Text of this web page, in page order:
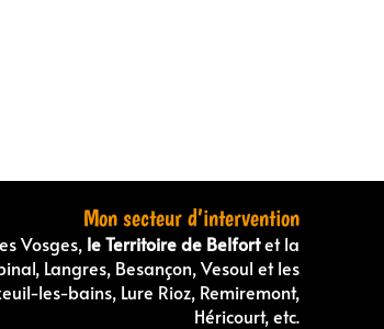
Mon secteur d’intervention
Vosges, le Territoire de Belfortet la
Langres, Besançon, Vesoul et les
les-bains, Lure Rioz, Remiremont,
Héricourt, etc.